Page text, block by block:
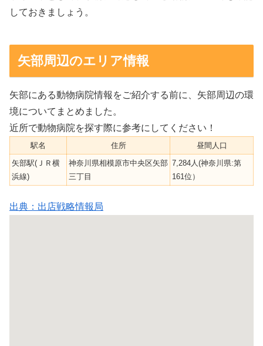
しておきましょう。
矢部周辺のエリア情報
矢部にある動物病院情報をご紹介する前に、矢部周辺の環
境についてまとめました。
近所で動物病院を探す際に参考にしてください！
駅名 住所
昼間人口
矢部駅(ＪＲ横
浜線)
神奈川県相模原市中央区矢部
三丁目
7,284人(神奈川県:第
161位）
出典：出店戦略情報局